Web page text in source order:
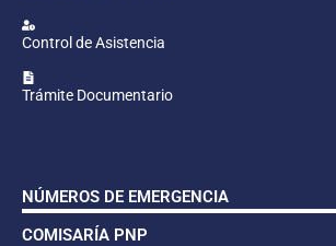
Control de Asistencia
Trámite Documentario
NÚMEROS DE EMERGENCIA
COMISARÍA PNP